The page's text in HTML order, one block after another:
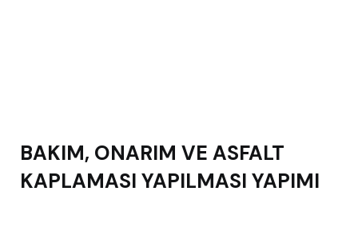
BAKIM, ONARIM VE ASFALT
KAPLAMASI YAPILMASI YAPIMI